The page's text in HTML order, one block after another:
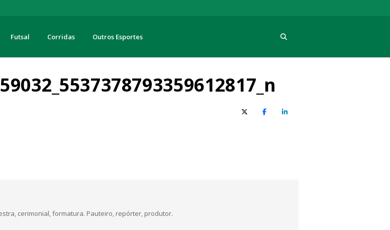
Futsal Corridas Outros Esportes
X (Twitter)FacebookO LinkedIn
cerimonial, formatura. Pauteiro, repórter, produtor.